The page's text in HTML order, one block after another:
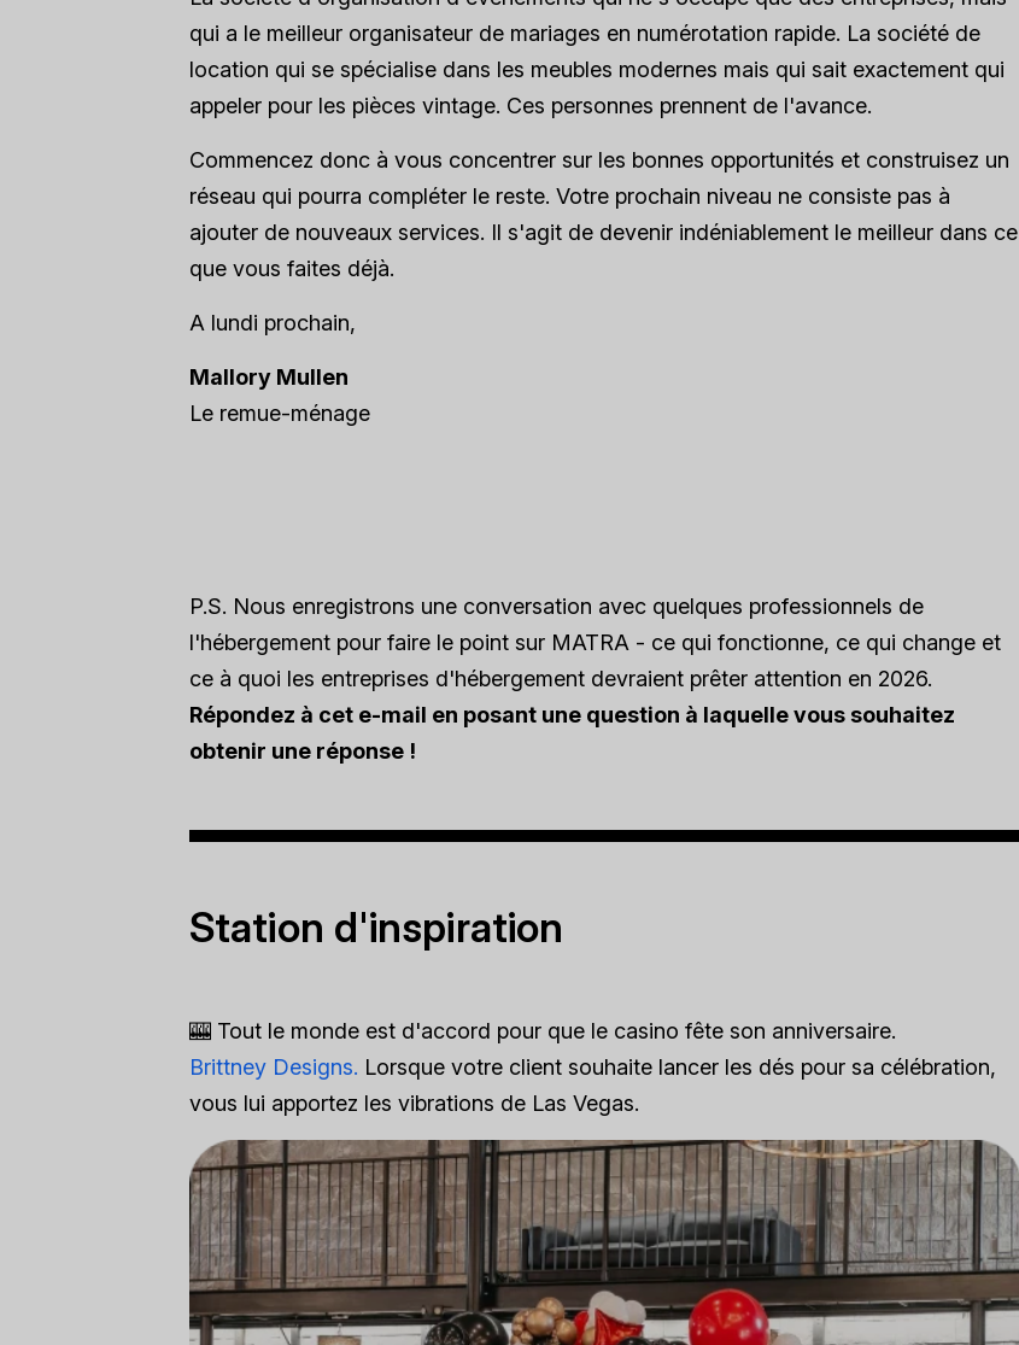
qui a le meilleur organisateur de mariages en numérotation rapide. La société de
location qui se spécialise dans les meubles modernes mais qui sait exactement qui
appeler pour les pièces vintage. Ces personnes prennent de l'avance.
Commencez donc à vous concentrer sur les bonnes opportunités et construisez un
réseau qui pourra compléter le reste. Votre prochain niveau ne consiste pas à
ajouter de nouveaux services. Il s'agit de devenir indéniablement le meilleur dans ce
que vous faites déjà.
A lundi prochain,
Mallory Mullen
Le remue-ménage
P.S. Nous enregistrons une conversation avec quelques professionnels de
l'hébergement pour faire le point sur MATRA - ce qui fonctionne, ce qui change et
ce à quoi les entreprises d'hébergement devraient prêter attention en 2026.
Répondez à cet e-mail en posant une question à laquelle vous souhaitez
obtenir une réponse !
Station d'inspiration
🎰 Tout le monde est d'accord pour que le casino fête son anniversaire.
Brittney Designs. Lorsque votre client souhaite lancer les dés pour sa célébration,
vous lui apportez les vibrations de Las Vegas.